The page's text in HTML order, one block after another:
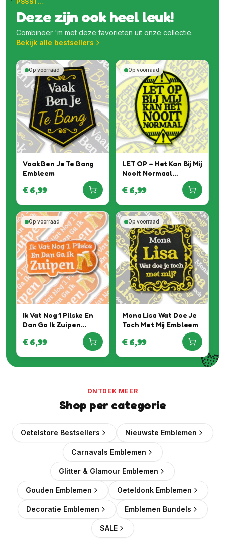
Deze zijn ook heel leuk!
Combineer 'm met deze favorieten uit onze collectie.
Bekijk alle bestsellers
Op voorraad
Vaak Ben Je Te Bang
Embleem
€6,99
Op voorraad
LET OP – Het Kan Bij Mij
Nooit Normaal
€6,99
Op voorraad
Ik Vat Nog 1 Pilske En
Dan Ga Ik Zuipen
€6,99
Op voorraad
Mona Lisa Wat Doe Je
Toch Met Mij Embleem
€6,99
ONTDEK MEER
Shop per categorie
Oetelstore Bestsellers Nieuwste Emblemen
Carnavals Emblemen
Glitter & Glamour Emblemen
Gouden Emblemen Oeteldonk Emblemen
Decoratie Emblemen Emblemen Bundels
SALE